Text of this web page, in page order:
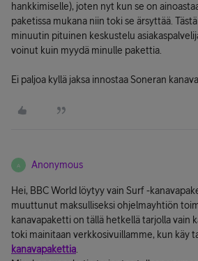
hankkimiselle), joten nyt kun se on
paketissa mukana niin toki se ärsyttää.
minuutin pituinen keskustelu
voinut kuin myydä minulle pakettia.
Ei paljoa kyllä jaksa innostaa Soneran
A Anonymous
Hei, BBC World löytyy vain Surf -
muuttunut maksulliseksi ohjelmayhtiön
kanavapaketti on tällä hetkellä tarjolla vain
toki mainitaan verkkosivuillamme, kun käy
kanavapakettia